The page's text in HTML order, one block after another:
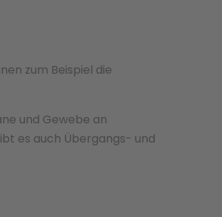
zum Beispiel die
und Gewebe an
es auch Übergangs- und